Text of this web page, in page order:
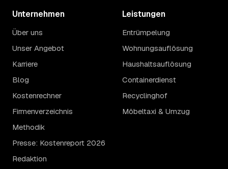
Unternehmen
Über uns
Unser Angebot
Karriere
Blog
Kostenrechner
Firmenverzeichnis
Methodik
Presse: Kostenreport 2026
Redaktion
Leistungen
Entrümpelung
Wohnungsauflösung
Haushaltsauflösung
Containerdienst
Recyclinghof
Möbeltaxi & Umzug